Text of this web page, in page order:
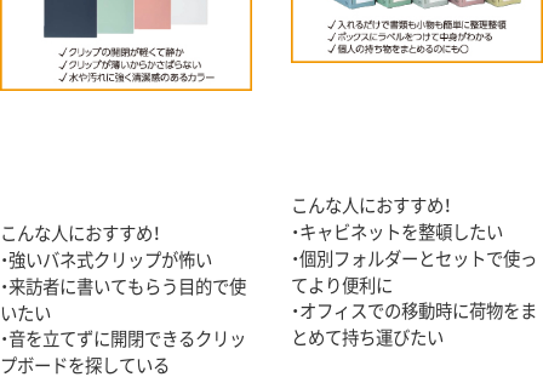
こんな人におすすめ！
・強いバネ式クリップが怖い
・来訪者に書いてもらう目的で使
いたい
・音を立てずに開閉できるクリッ
プボードを探している
こんな人におすすめ！
・キャビネットを整頓したい
・個別フォルダーとセットで使っ
てより便利に
・オフィスでの移動時に荷物をま
とめて持ち運びたい